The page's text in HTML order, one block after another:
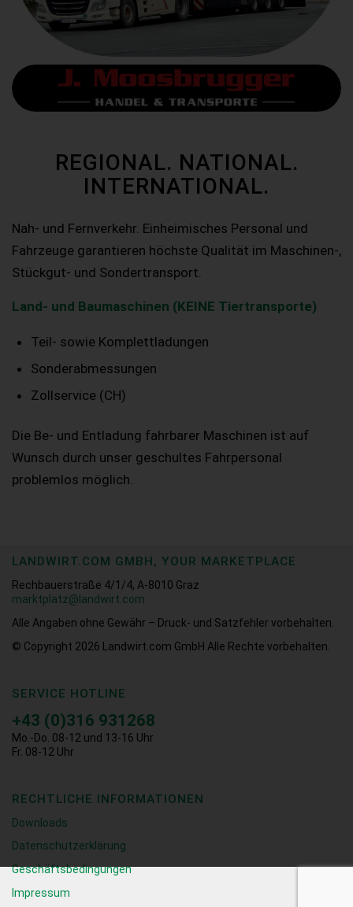
REGIONAL. NATIONAL.
INTERNATIONAL.
Nah- und Fernverkehr. Einheimisches Personal und
Fahrzeuge garantieren höchste Qualität im Maschinen-,
Stückgut- und Sondertransport.
Land- und Baumaschinen (KEINE Tiertransporte)
Teil- sowie Komplettladungen
Sonderabmessungen
Zollservice (CH)
Die Be- und Entladung fahrbarer Maschinen ist auf
Wunsch durch unser geschultes Fahrpersonal
problemlos möglich.
LANDWIRT.COM GMBH, YOUR MARKETPLACE
Rechbauerstraße 4/1/4, A-8010 Graz
marktplatz@landwirt.com
Alle Angaben ohne Gewähr – Druck- und Satzfehler vorbehalten.
© Copyright 2026
Landwirt.com GmbH Alle Rechte vorbehalten.
SERVICE HOTLINE
+43 (0)316 931268
Mo.-Do. 08-12 und 13-16 Uhr
Fr. 08-12 Uhr
RECHTLICHE INFORMATIONEN
Downloads
Datenschutzerklärung
Geschäftsbedingungen
Impressum